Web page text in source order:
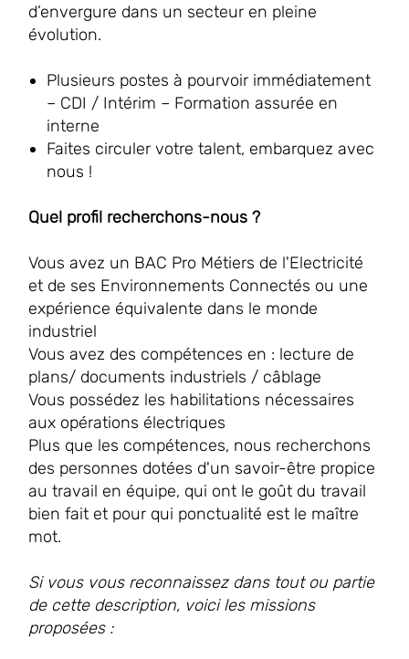
d’envergure dans un secteur en pleine
évolution.
Plusieurs postes à pourvoir immédiatement
– CDI / Intérim – Formation assurée en
interne
Faites circuler votre talent, embarquez avec
nous !
Quel profil recherchons-nous ?
Vous avez un BAC Pro Métiers de l'Electricité
et de ses Environnements Connectés ou une
expérience équivalente dans le monde
industriel
Vous avez des compétences en : lecture de
plans/ documents industriels / câblage
Vous possédez les habilitations nécessaires
aux opérations électriques
Plus que les compétences, nous recherchons
des personnes dotées d'un savoir-être propice
au travail en équipe, qui ont le goût du travail
bien fait et pour qui ponctualité est le maître
mot.
Si vous vous reconnaissez dans tout ou partie
de cette description, voici les missions
proposées :